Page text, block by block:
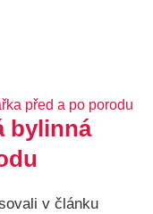
bylinná
v článku